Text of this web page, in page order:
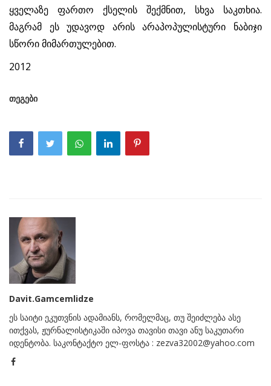
ყველაზე ფართო ქსელის შექმნით, სხვა საკთხია.
მაგრამ ეს უდავოდ არის არაპოპულისტური ნაბიჯი
სწორი მიმართულებით.
2012
თეგები
Davit.Gamcemlidze
ეს საიტი ეკუთვნის ადამიანს, რომელმაც, თუ შეიძლება ასე
ითქვას, ჟურნალისტიკაში იპოვა თავისი თავი ანუ საკუთარი
იდენტობა. საკონტაქტო ელ-ფოსტა : zezva32002@yahoo.com